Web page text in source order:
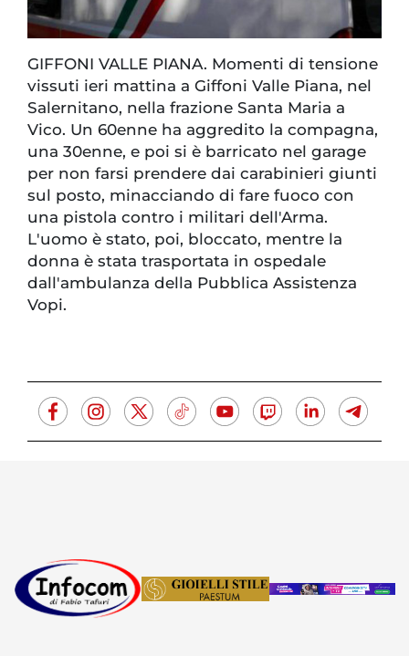
GIFFONI VALLE PIANA. Momenti di tensione
vissuti ieri mattina a Giffoni Valle Piana, nel
Salernitano, nella frazione Santa Maria a
Vico. Un 60enne ha aggredito la compagna,
una 30enne, e poi si è barricato nel garage
per non farsi prendere dai carabinieri giunti
sul posto, minacciando di fare fuoco con
una pistola contro i militari dell'Arma.
L'uomo è stato, poi, bloccato, mentre la
donna è stata trasportata in ospedale
dall'ambulanza della Pubblica Assistenza
Vopi.